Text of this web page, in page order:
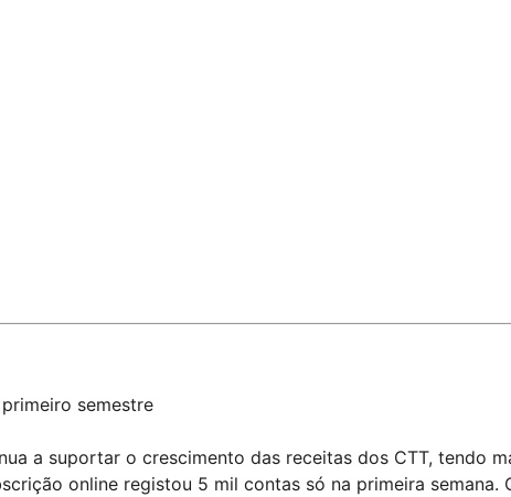
semestre
a suportar o crescimento das receitas dos CTT,
online registou 5 mil contas só na primeira